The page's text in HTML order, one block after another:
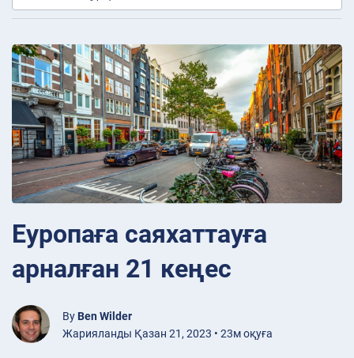
Еуропаға саяхаттауға
арналған 21 кеңес
By Ben Wilder
Жарияланды Қазан 21, 2023 • 23м оқуға